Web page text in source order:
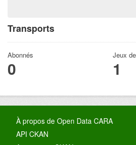
Transports
Abonnés
0
Jeux
1
À propos de Open Data CARA
API CKAN